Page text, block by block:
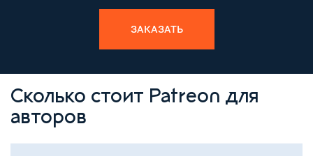
ЗАКАЗАТЬ
Сколько стоит Patreon для
авторов